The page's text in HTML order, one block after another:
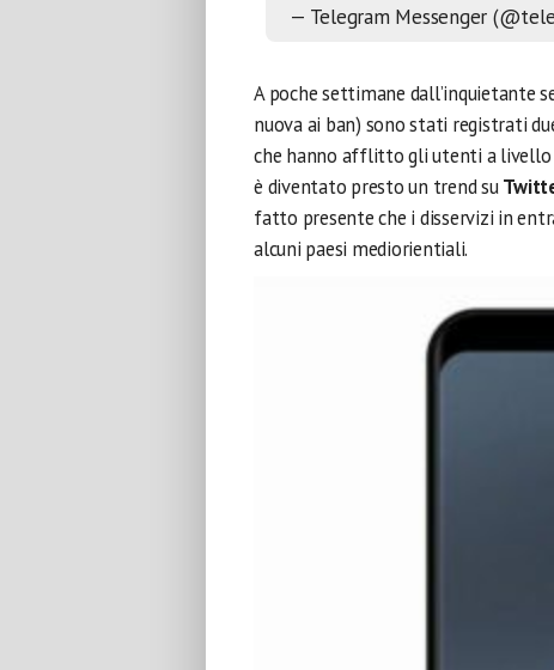
— Telegram Messenger
A poche settimane dall’inquietante
nuova ai ban) sono stati registrati
che hanno afflitto gli utenti a livello
è diventato presto un trend su
fatto presente che i disservizi in
alcuni paesi mediorientiali.